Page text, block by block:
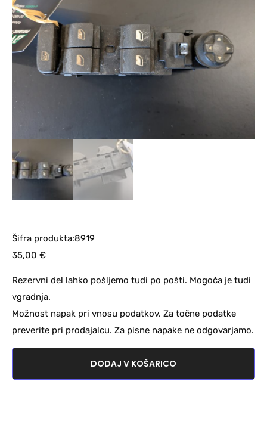
Šifra produkta:8919
35,00 €
Rezervni del lahko pošljemo tudi po pošti. Mogoča je tudi
vgradnja.
Možnost napak pri vnosu podatkov. Za točne podatke
preverite pri prodajalcu. Za pisne napake ne odgovarjamo.
DODAJ V KOŠARICO